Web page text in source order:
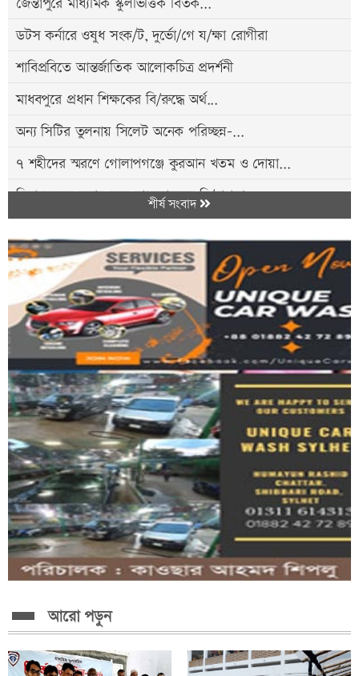
ডটস কর্নারে ওষুধ সংক/ট, দুর্ভো/গে য/ক্ষা রোগীরা
শাবিপ্রবিতে আন্তর্জাতিক আলোকচিত্র প্রদর্শনী
মাধবপুরে প্রধান শিক্ষকের বি/রুদ্ধে অর্থ...
অন্য সিটির তুলনায় সিলেট অনেক পরিচ্ছন্ন-...
৭ শহীদের স্মরণে গোলাপগঞ্জে কুরআন খতম ও দোয়া...
বিমানবন্দরে সবার জন্য বাধ্যতামূলক নি/রাপত্তা...
মানসম্মত শিক্ষার জন্য আধুনিক অবকাঠামোর বিকল্প...
সিলেটে শিশু ধর্ষণচেষ্টা ও হত্যা মামলায় প্রধান...
ছাত্রীকে ‍অশালীন প্রস্তাব ও ব্ল্যাকমেইল,...
শীর্ষ সংবাদ
আরো পড়ুন